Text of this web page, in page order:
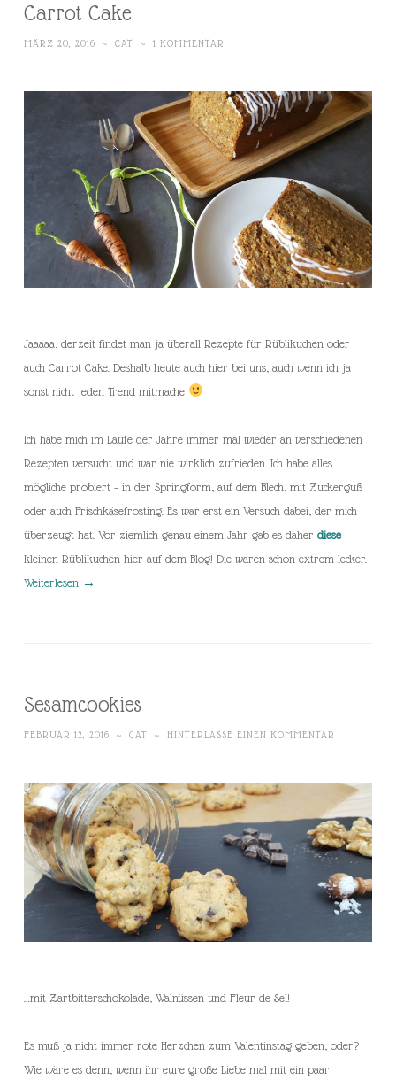
Carrot Cake
MÄRZ 20, 2016 ~ CAT ~ 1 KOMMENTAR
Jaaaaa, derzeit findet man ja überall Rezepte für Rüblikuchen oder
auch Carrot Cake. Deshalb heute auch hier bei uns, auch wenn ich ja
sonst nicht jeden Trend mitmache
Ich habe mich im Laufe der Jahre immer mal wieder an verschiedenen
Rezepten versucht und war nie wirklich zufrieden. Ich habe alles
mögliche probiert – in der Springform, auf dem Blech, mit Zuckerguß
oder auch Frischkäsefrosting. Es war erst ein Versuch dabei, der mich
überzeugt hat. Vor ziemlich genau einem Jahr gab es daher diese
kleinen Rüblikuchen hier auf dem Blog! Die waren schon extrem lecker.
Weiterlesen →
Sesamcookies
FEBRUAR 12, 2016 ~ CAT ~ HINTERLASSE EINEN KOMMENTAR
…mit Zartbitterschokolade, Walnüssen und Fleur de Sel!
Es muß ja nicht immer rote Herzchen zum Valentinstag geben, oder?
Wie wäre es denn, wenn ihr eure große Liebe mal mit ein paar